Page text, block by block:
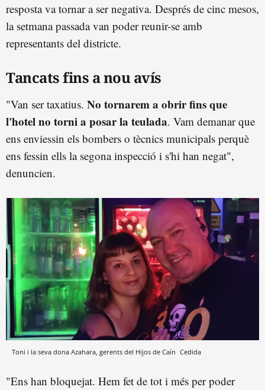
resposta va tornar a ser negativa. Després de cinc mesos,
la setmana passada van poder reunir-se amb
representants del districte.
Tancats fins a nou avís
"Van ser taxatius. No tornarem a obrir fins que
l'hotel no torni a posar la teulada. Vam demanar que
ens enviessin els bombers o tècnics municipals perquè
ens fessin ells la segona inspecció i s'hi han negat",
denuncien.
Toni i la seva dona Azahara, gerents del Hijos de Caín Cedida
"Ens han bloquejat. Hem fet de tot i més per poder